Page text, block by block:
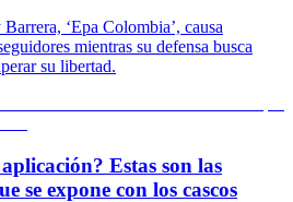
‘Epa Colombia’, causa
mientras su defensa busca
su libertad.
Estas son las
se expone con los cascos